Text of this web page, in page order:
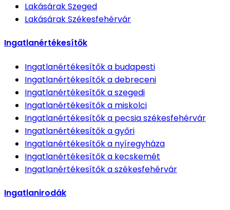
LakásárakSzeged
LakásárakSzékesfehérvár
Ingatlanértékesítők
Ingatlanértékesítőka budapesti
Ingatlanértékesítőka debreceni
Ingatlanértékesítőka szegedi
Ingatlanértékesítőka miskolci
Ingatlanértékesítőka pecsia székesfehérvár
Ingatlanértékesítőka győri
Ingatlanértékesítőka nyíregyháza
Ingatlanértékesítőka kecskemét
Ingatlanértékesítőka székesfehérvár
Ingatlanirodák